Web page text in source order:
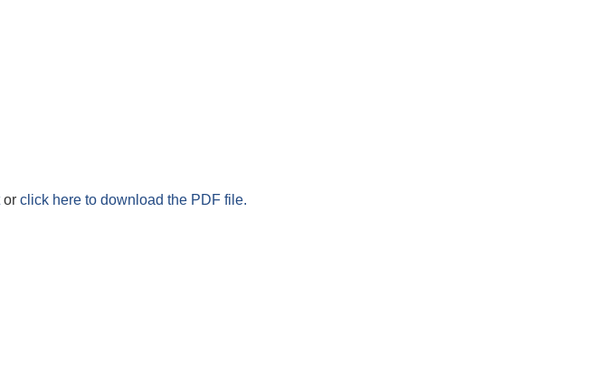
or click here to download the PDF file.